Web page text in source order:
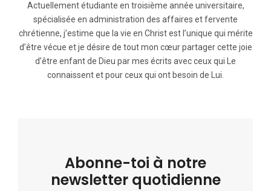
Actuellement étudiante en troisième année universitaire,
spécialisée en administration des affaires et fervente
chrétienne, j’estime que la vie en Christ est l’unique qui mérite
d’être vécue et je désire de tout mon cœur partager cette joie
d’être enfant de Dieu par mes écrits avec ceux qui Le
connaissent et pour ceux qui ont besoin de Lui.
Abonne-toi à notre
newsletter quotidienne